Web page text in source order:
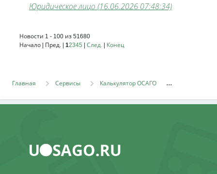
Юридическое лицо (16.06.2026 07:48:34)
Новости 1 - 100 из 51680
Начало | Пред. | 12345 | След. | Конец
Главная Сервисы Калькулятор ОСАГО